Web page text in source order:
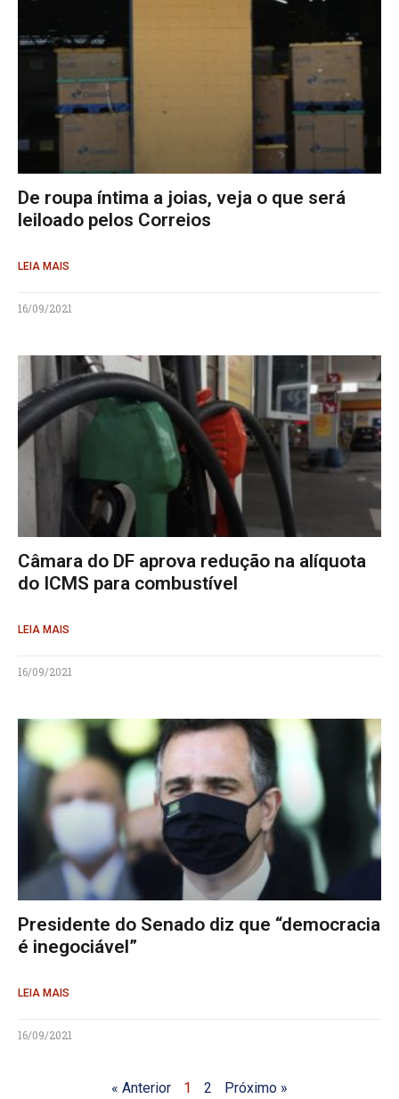
De roupa íntima a joias, veja o que será
leiloado pelos Correios
LEIA MAIS
16/09/2021
Câmara do DF aprova redução na alíquota
do ICMS para combustível
LEIA MAIS
16/09/2021
Presidente do Senado diz que “democracia
é inegociável”
LEIA MAIS
16/09/2021
« Anterior 1 2 Próximo »